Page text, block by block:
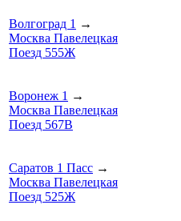
Волгоград 1 →
Москва Павелецкая
Поезд 555Ж
Воронеж 1 →
Москва Павелецкая
Поезд 567В
Саратов 1 Пасс →
Москва Павелецкая
Поезд 525Ж